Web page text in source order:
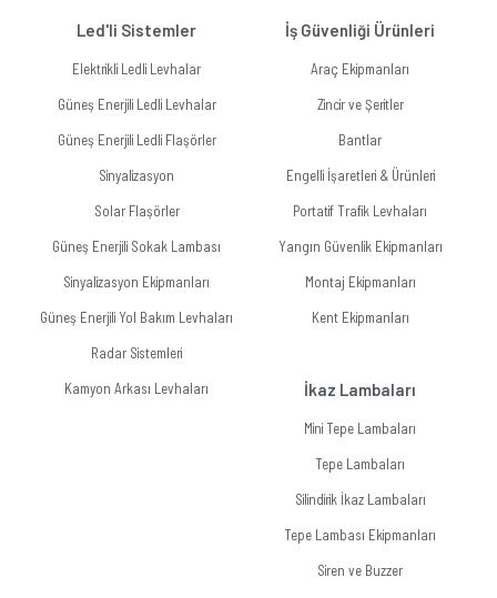
Led'li Sistemler
Elektrikli Ledli Levhalar
Güneş Enerjili Ledli Levhalar
Güneş Enerjili Ledli Flaşörler
Sinyalizasyon
Solar Flaşörler
Güneş Enerjili Sokak Lambası
Sinyalizasyon Ekipmanları
Güneş Enerjili Yol Bakım Levhaları
Radar Sistemleri
Kamyon Arkası Levhaları
İş Güvenliği Ürünleri
Araç Ekipmanları
Zincir ve Şeritler
Bantlar
Engelli İşaretleri & Ürünleri
Portatif Trafik Levhaları
Yangın Güvenlik Ekipmanları
Montaj Ekipmanları
Kent Ekipmanları
İkaz Lambaları
Mini Tepe Lambaları
Tepe Lambaları
Silindirik İkaz Lambaları
Tepe Lambası Ekipmanları
Siren ve Buzzer